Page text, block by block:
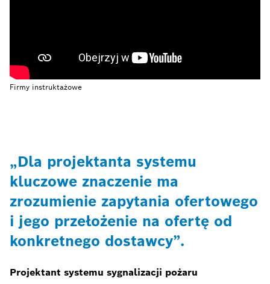
Firmy instruktażowe
„Dla projektanta systemu
kluczowe znaczenie ma
zrozumienie zapytania ofertowego
i jego przełożenie na ofertę od
konkretnego dostawcy”.
Projektant systemu sygnalizacji pożaru